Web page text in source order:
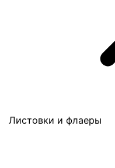
Листовки и флаеры